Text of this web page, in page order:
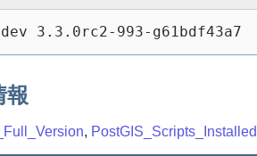
3.3.0rc2-993-g61bdf43a7
報
, PostGIS_Scripts_Installed